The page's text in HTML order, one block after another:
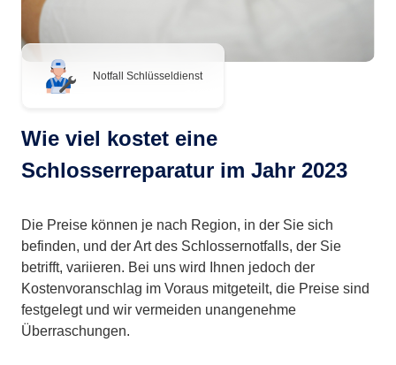
Notfall Schlüsseldienst
Wie viel kostet eine
Schlosserreparatur im Jahr 2023
Die Preise können je nach Region, in der Sie sich
befinden, und der Art des Schlossernotfalls, der Sie
betrifft, variieren. Bei uns wird Ihnen jedoch der
Kostenvoranschlag im Voraus mitgeteilt, die Preise sind
festgelegt und wir vermeiden unangenehme
Überraschungen.